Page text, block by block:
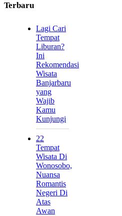
Terbaru
Lagi Cari
Tempat
Liburan?
Ini
Rekomendasi
Wisata
Banjarbaru
yang
Wajib
Kamu
Kunjungi
22
Tempat
Wisata Di
Wonosobo,
Nuansa
Romantis
Negeri Di
Atas
Awan